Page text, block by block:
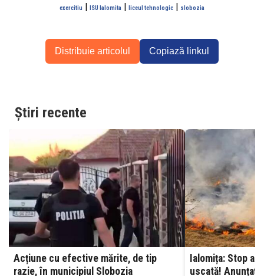
exercitiu | ISU Ialomita | liceul tehnologic | slobozia
Distribuie articolul Copiază linkul
Știri recente
Acțiune cu efective mărite, de tip
razie, în municipiul Slobozia
Ialomița: Stop
uscată! Anunțați